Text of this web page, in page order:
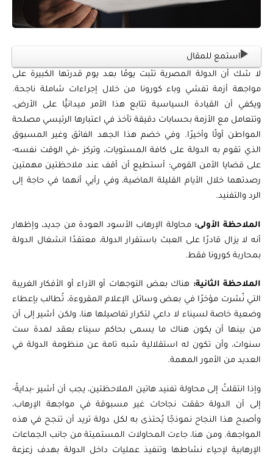
استمع للمقال
لا شك أن الدولة المصرية تثبت يومًا بعد يوم قدرتها الكبيرة على
مواجهة أزمة تفشي وباء كورونا من خلال إجراءات شاملة ناجحة.
ويكفي أن القيادة السياسية تتابع هذا الأمر ميدانيًّا على الأرض،
وتتعامل مع الأزمة بحسابات دقيقة تأخذ في اعتبارها الرئيسي مصلحة
المواطن أولًا وأخيرًا. وفي خضم هذا الجهد الفائق وغير المسبوق
الذي تقوم به الدولة على كافة المستويات، وتركز -في الوقت نفسه-
على قضايا الأمن القومي؛ أستطيع أن أقف عند ملاحظتين مهمتين
رصدتهما خلال الأيام القليلة الماضية، وفي رأيي أنهما في حاجة إلى
الرد والتفنيد.
الملاحظة الأولى: محاولة الإرهاب الأسود العودة من جديد، وإظهار
أنه لا يزال قادرًا على العبث باستقرار الدولة، معتقدًا انشغال الدولة
بمحاربة كورونا فقط.
الملاحظة الثانية:هناك بعض التوجهات أو الآراء أو الأفكار الغريبة
التي نُشرت مؤخرًا في بعض وسائل الإعلام المقروءة، تُطالب بإعطاء
وضعية خاصة لسيناء لا داعي لتكرار تفاصيلها هنا، ولكن أشير إلى أن
من بينها أن يكون هناك ما يسمى بحاكم سيناء بعقد لمدة ست
سنوات، وأن تكون له استقلالية شبه تامة عن منظومة الدولة في
العديد من الأمور المهمة.
وإذا انتقلتُ إلى محاولة تفنيد هاتين الملاحظتين، يجب أن أشير -بدايةً-
إلى أن الدولة حققت نجاحات غير مسبوقة في مواجهة الإرهاب،
وأصبح هذا النجاح نموذجًا يُحتذى به لكل دولة تريد أن تنجح في هذه
المواجهة. ومن هنا، جاءت المحاولات المستميتة من جانب الجماعات
الإرهابية لإحياء نشاطها وتنفيذ عمليات داخل الدولة بهدف زعزعة